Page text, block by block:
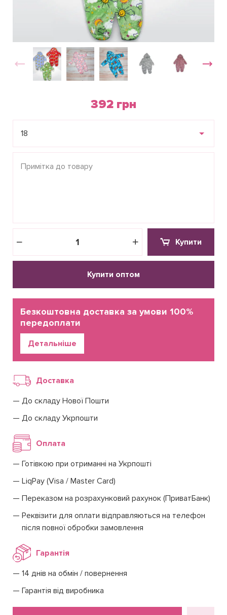
392 грн
18
Купити
Купити оптом
Детальніше
Безкоштовна доставка за умови 100%
передоплати
Доставка
До складу Нової Пошти
До складу Укрпошти
Оплата
Готівкою при отриманні на Укрпошті
LiqPay (Visa / Master Card)
Переказом на розрахунковий рахунок (ПриватБанк)
Реквізити для оплати відправляються на телефон
після повної обробки замовлення
Гарантія
14 днів на обмін / повернення
Гарантія від виробника